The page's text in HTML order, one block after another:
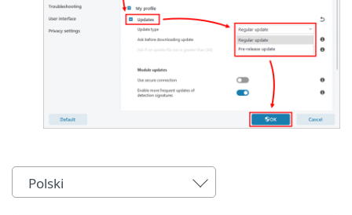
Polski